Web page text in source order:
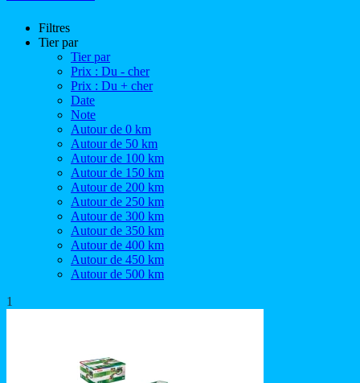
Filtres
Tier par
Tier par
Prix : Du - cher
Prix : Du + cher
Date
Note
Autour de 0 km
Autour de 50 km
Autour de 100 km
Autour de 150 km
Autour de 200 km
Autour de 250 km
Autour de 300 km
Autour de 350 km
Autour de 400 km
Autour de 450 km
Autour de 500 km
1